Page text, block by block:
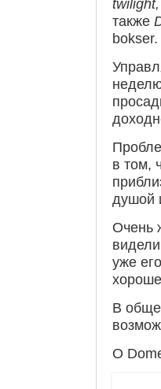
twilight,
также
bokser.
в том,
душой
Очень
уже
В
О